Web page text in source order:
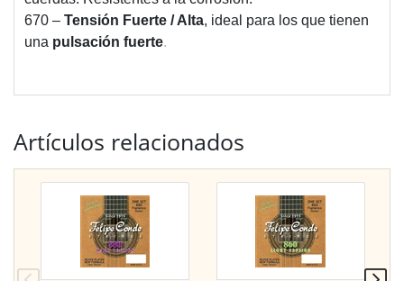
670 – Tensión Fuerte / Alta, ideal para los que tienen
una pulsación fuerte.
Artículos relacionados